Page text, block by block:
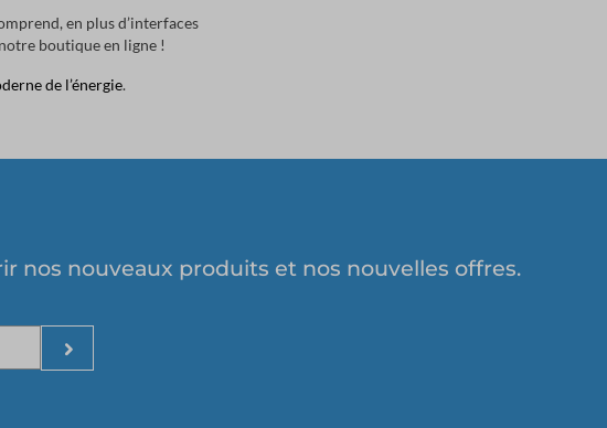
en plus d’interfaces
boutique en ligne !
de l’énergie.
nos nouveaux produits et nos nouvelles offres.